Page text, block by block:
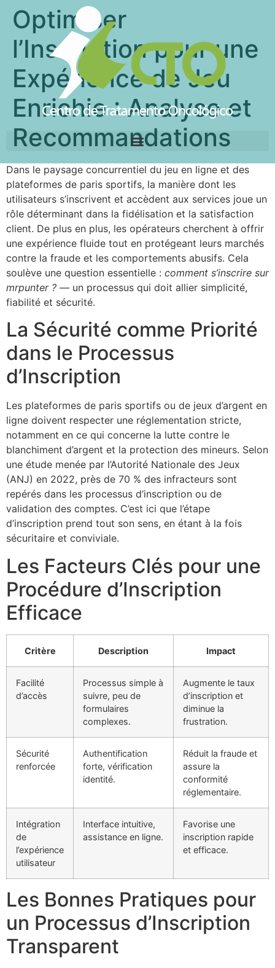
Optimiser
l’Inscription pour une
Expérience de Jeu
Enrichie : Analyse et
Recommandations
Dans le paysage concurrentiel du jeu en ligne et des
plateformes de paris sportifs, la manière dont les
utilisateurs s’inscrivent et accèdent aux services joue un
rôle déterminant dans la fidélisation et la satisfaction
client. De plus en plus, les opérateurs cherchent à offrir
une expérience fluide tout en protégeant leurs marchés
contre la fraude et les comportements abusifs. Cela
soulève une question essentielle : comment s’inscrire sur
mrpunter ? — un processus qui doit allier simplicité,
fiabilité et sécurité.
La Sécurité comme Priorité
dans le Processus
d’Inscription
Les plateformes de paris sportifs ou de jeux d’argent en
ligne doivent respecter une réglementation stricte,
notamment en ce qui concerne la lutte contre le
blanchiment d’argent et la protection des mineurs. Selon
une étude menée par l’Autorité Nationale des Jeux
(ANJ) en 2022, près de 70 % des infracteurs sont
repérés dans les processus d’inscription ou de
validation des comptes. C’est ici que l’étape
d’inscription prend tout son sens, en étant à la fois
sécuritaire et conviviale.
Les Facteurs Clés pour une
Procédure d’Inscription
Efficace
Critère Description Impact
Facilité
d’accès
Processus simple à
suivre, peu de
formulaires
complexes.
Augmente le taux
d’inscription et
diminue la
frustration.
Sécurité
renforcée
Authentification
forte, vérification
identité.
Réduit la fraude et
assure la
conformité
réglementaire.
Intégration
de
l’expérience
utilisateur
Interface intuitive,
assistance en ligne.
Favorise une
inscription rapide
et efficace.
Les Bonnes Pratiques pour
un Processus d’Inscription
Transparent